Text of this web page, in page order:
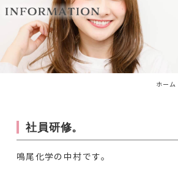
ホーム
社員研修。
鳴尾化学の中村です。